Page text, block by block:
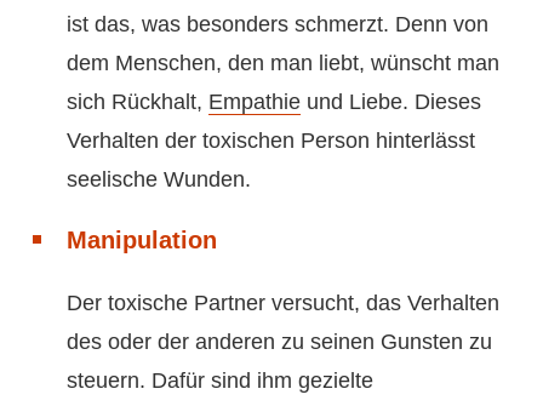
ist das, was besonders schmerzt. Denn von
dem Menschen, den man liebt, wünscht man
sich Rückhalt, Empathie und Liebe. Dieses
Verhalten der toxischen Person hinterlässt
seelische Wunden.
Manipulation
Der toxische Partner versucht, das Verhalten
des oder der anderen zu seinen Gunsten zu
steuern. Dafür sind ihm gezielte